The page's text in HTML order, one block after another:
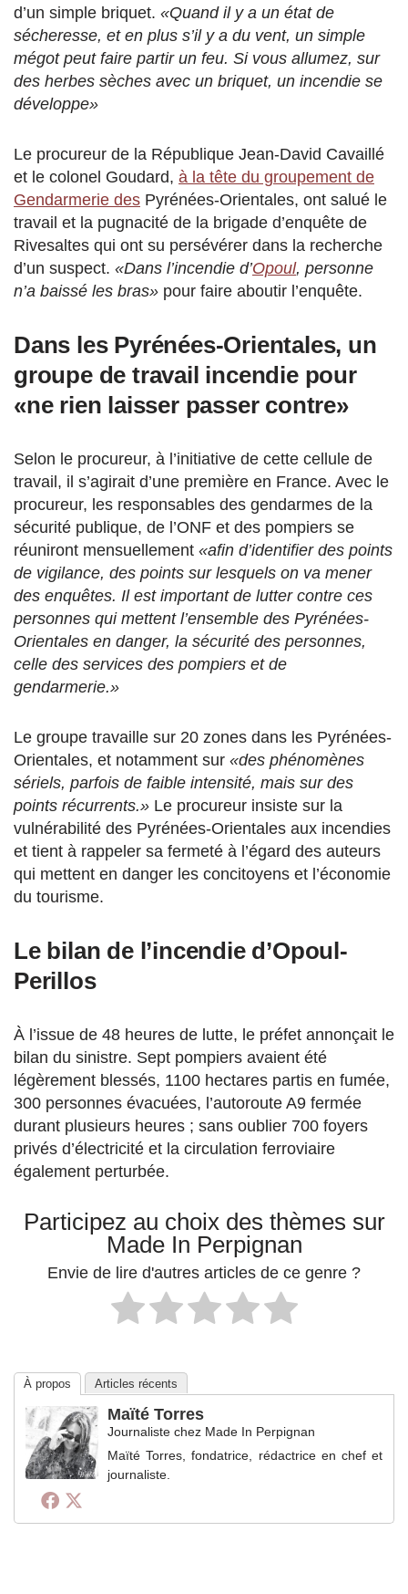
d’un simple briquet. «Quand il y a un état de
sécheresse, et en plus s’il y a du vent, un simple
mégot peut faire partir un feu. Si vous allumez, sur
des herbes sèches avec un briquet, un incendie se
développe»
Le procureur de la République Jean-David Cavaillé
et le colonel Goudard, à la tête du groupement de
Gendarmerie des Pyrénées-Orientales, ont salué le
travail et la pugnacité de la brigade d’enquête de
Rivesaltes qui ont su persévérer dans la recherche
d’un suspect. «Dans l’incendie d’Opoul, personne
n’a baissé les bras» pour faire aboutir l’enquête.
Dans les Pyrénées-Orientales, un
groupe de travail incendie pour
«ne rien laisser passer contre»
Selon le procureur, à l’initiative de cette cellule de
travail, il s’agirait d’une première en France. Avec le
procureur, les responsables des gendarmes de la
sécurité publique, de l’ONF et des pompiers se
réuniront mensuellement «afin d’identifier des points
de vigilance, des points sur lesquels on va mener
des enquêtes. Il est important de lutter contre ces
personnes qui mettent l’ensemble des Pyrénées-
Orientales en danger, la sécurité des personnes,
celle des services des pompiers et de
gendarmerie.»
Le groupe travaille sur 20 zones dans les Pyrénées-
Orientales, et notamment sur «des phénomènes
sériels, parfois de faible intensité, mais sur des
points récurrents.» Le procureur insiste sur la
vulnérabilité des Pyrénées-Orientales aux incendies
et tient à rappeler sa fermeté à l’égard des auteurs
qui mettent en danger les concitoyens et l’économie
du tourisme.
Le bilan de l’incendie d’Opoul-
Perillos
À l’issue de 48 heures de lutte, le préfet annonçait le
bilan du sinistre. Sept pompiers avaient été
légèrement blessés, 1100 hectares partis en fumée,
300 personnes évacuées, l’autoroute A9 fermée
durant plusieurs heures ; sans oublier 700 foyers
privés d’électricité et la circulation ferroviaire
également perturbée.
Participez au choix des thèmes sur
Made In Perpignan
Envie de lire d'autres articles de ce genre ?
À propos Articles récents
Maïté Torres
Journaliste chez Made In Perpignan
Maïté Torres, fondatrice, rédactrice en chef et
journaliste.